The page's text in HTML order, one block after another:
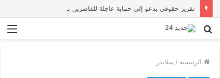
بحث
الرئيسية / سلايدر